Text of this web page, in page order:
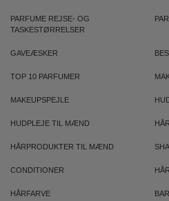
PARFUME REJSE- OG
TASKESTØRRELSER
GAVEÆSKER
TOP 10 PARFUMER
MAKEUPSPEJLE
HUDPLEJE TIL MÆND
HÅRPRODUKTER TIL MÆND
CONDITIONER
HÅRFARVE